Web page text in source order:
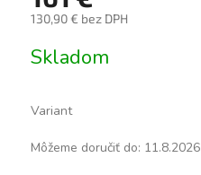
130,90 € bez DPH
cena:
Skladom
Variant
Môžeme doručiť do: 11.8.2026